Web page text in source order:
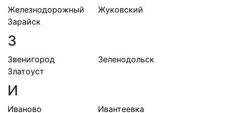
Железнодорожный
Жуковский
Зарайск
З
Звенигород
Зеленодольск
Златоуст
И
Иваново
Ивантеевка